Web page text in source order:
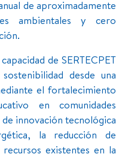
de aproximadamente
ambientales y cero
de SERTECPET
desde una
el fortalecimiento
en comunidades
innovación tecnológica
la reducción de
existentes en la